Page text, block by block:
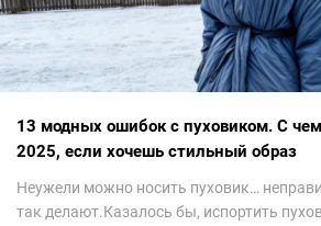
13 модных ошибок с пуховиком. С
2025, если хочешь стильный образ
Неужели можно носить пуховик…
так делают.Казалось бы, испортить